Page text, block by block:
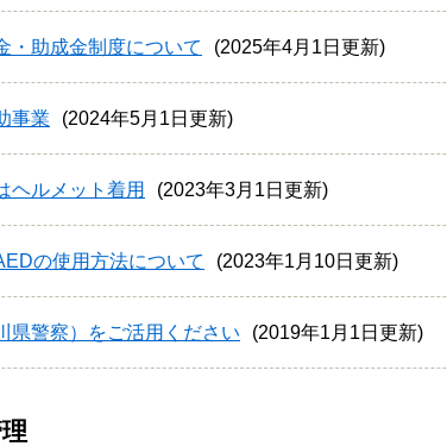
・助成金制度について 2025年4月1日更新
事業 2024年5月1日更新
ヘルメット着用 2023年3月1日更新
の使用方法について 2023年1月10日更新
県警察）をご活用ください 2019年1月1日更新